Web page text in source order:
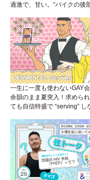
過激で、甘い。“バイクの後
一生に一度も使わないGAY
余韻のまま夏突入！求められ
ても自信特盛で “serving” し